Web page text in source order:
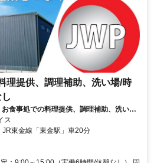
理提供、調理補助、洗い場/時
食事処での料理提供、調理補助、洗い場/
1622
ス
駅 アクセス JR東金線「東金駅」車20分